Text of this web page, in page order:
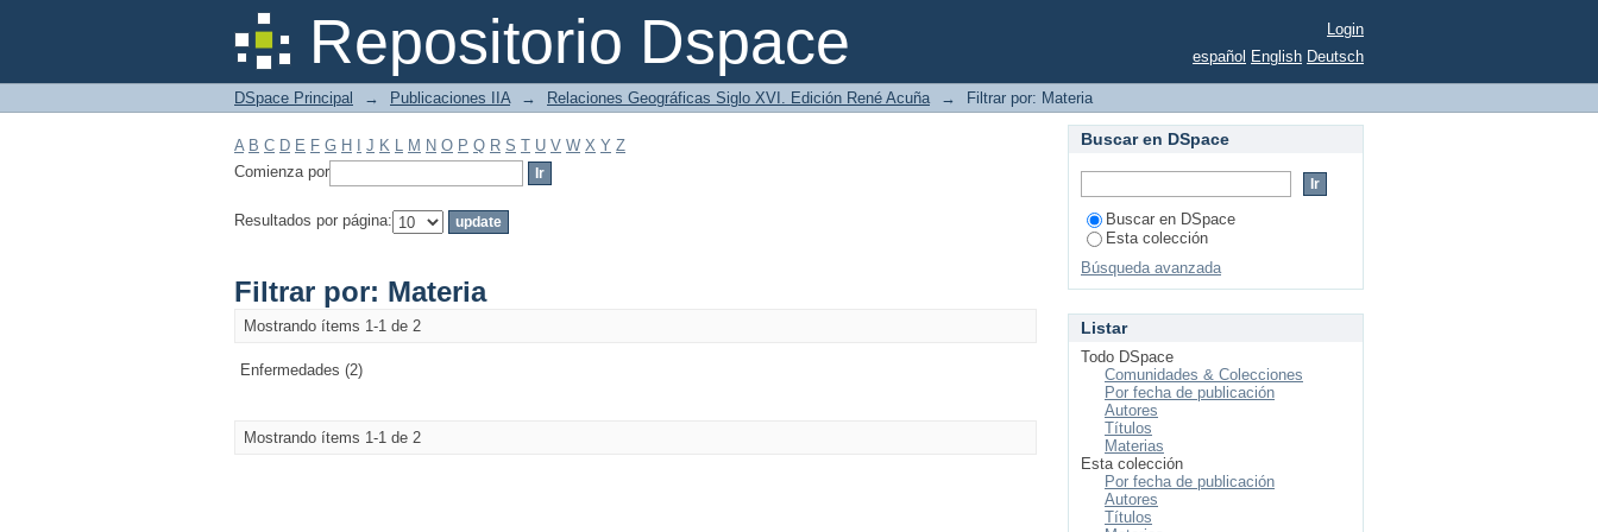
Repositorio Dspace
Filtrar por: Materia
Login
español English Deutsch
DSpace Principal → Publicaciones IIA → Relaciones Geográficas Siglo XVI. Edición René Acuña → Filtrar por: Materia
A B C D E F G H J K L M N O P Q R S T U V W X Y Z
Comienza por
Resultados por página:
Filtrar por: Materia
Mostrando ítems 1-1 de 2
Enfermedades (2)
Mostrando ítems 1-1 de 2
Buscar en DSpace
Buscar en DSpace
Esta colección
Búsqueda avanzada
Listar
Todo DSpace
Comunidades & Colecciones
Por fecha de publicación
Autores
Títulos
Materias
Esta colección
Por fecha de publicación
Autores
Títulos